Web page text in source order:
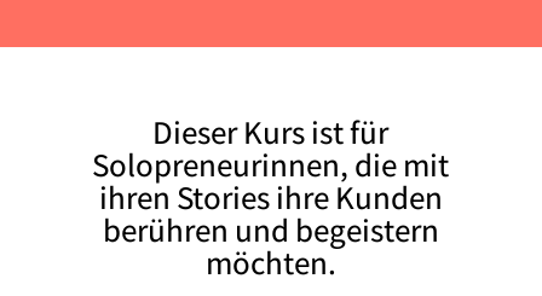
Dieser Kurs ist für
Solopreneurinnen, die mit
ihren Stories ihre Kunden
berühren und begeistern
möchten.